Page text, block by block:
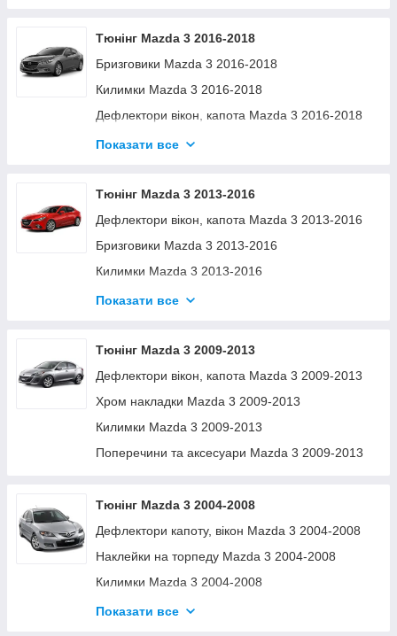
Тюнінг Mazda 3 2016-2018
Бризговики Mazda 3 2016-2018
Килимки Mazda 3 2016-2018
Дефлектори вікон, капота Mazda 3 2016-2018
Хром накладки Mazda 3 2016-2018
Показати все
Тюнінг Mazda 3 2013-2016
Дефлектори вікон, капота Mazda 3 2013-2016
Бризговики Mazda 3 2013-2016
Килимки Mazda 3 2013-2016
Хром накладки Mazda 3 2013-2016
Показати все
Тюнінг Mazda 3 2009-2013
Дефлектори вікон, капота Mazda 3 2009-2013
Хром накладки Mazda 3 2009-2013
Килимки Mazda 3 2009-2013
Поперечини та аксесуари Mazda 3 2009-2013
Тюнінг Mazda 3 2004-2008
Дефлектори капоту, вікон Mazda 3 2004-2008
Наклейки на торпеду Mazda 3 2004-2008
Килимки Mazda 3 2004-2008
Хром накладки Mazda 3 2004-2008
Показати все